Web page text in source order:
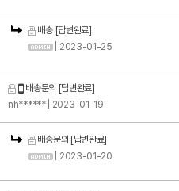
배송 [답변완료]
| 2023-01-25
배송문의 [답변완료]
nh******
| 2023-01-19
배송문의 [답변완료]
| 2023-01-20